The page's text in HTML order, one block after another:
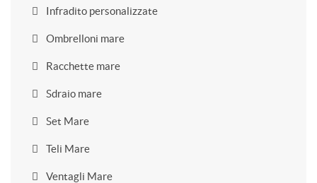
Infradito personalizzate
Ombrelloni mare
Racchette mare
Sdraio mare
Set Mare
Teli Mare
Ventagli Mare